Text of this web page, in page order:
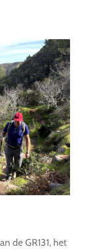
de GR131, het